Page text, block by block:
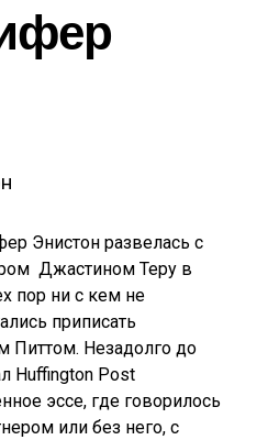
Энистон развелась с
Джастином Теру в
пор ни с кем не
приписать
Питтом. Незадолго до
Huffington Post
эссе, где говорилось
или без него, с